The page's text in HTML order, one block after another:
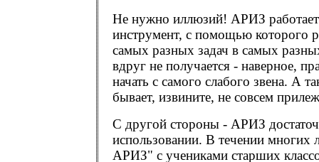
Не нужно иллюзий! АРИЗ
инструмент, с помощью которого
самых разных задач в самых
вдруг не получается - наверное,
начать с самого слабого звена. А
бывает, извините, не совсем
С другой стороны - АРИЗ
использовании. В течении многих
АРИЗ" с учениками старших